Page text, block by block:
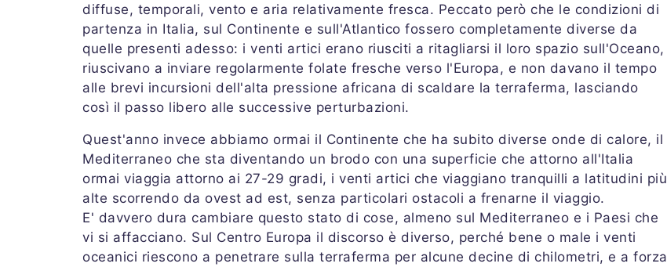
diffuse, temporali, vento e aria relativamente fresca. Peccato però che le condizioni di
partenza in Italia, sul Continente e sull'Atlantico fossero completamente diverse da
quelle presenti adesso: i venti artici erano riusciti a ritagliarsi il loro spazio sull'Oceano,
riuscivano a inviare regolarmente folate fresche verso l'Europa, e non davano il tempo
alle brevi incursioni dell'alta pressione africana di scaldare la terraferma, lasciando
così il passo libero alle successive perturbazioni.
Quest'anno invece abbiamo ormai il Continente che ha subito diverse onde di calore, il
Mediterraneo che sta diventando un brodo con una superficie che attorno all'Italia
ormai viaggia attorno ai 27-29 gradi, i venti artici che viaggiano tranquilli a latitudini più
alte scorrendo da ovest ad est, senza particolari ostacoli a frenarne il viaggio.
E' davvero dura cambiare questo stato di cose, almeno sul Mediterraneo e i Paesi che
vi si affacciano. Sul Centro Europa il discorso è diverso, perché bene o male i venti
oceanici riescono a penetrare sulla terraferma per alcune decine di chilometri, e a forza